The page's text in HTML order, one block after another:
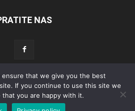
NAS
Tehnika Servis Tuning
Sport
Povijest
ensure that we give you the best
If you continue to use this site we
that you are happy with it.